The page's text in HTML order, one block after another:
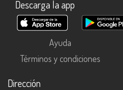
Descarga la app
Ayuda
Términos y condiciones
Dirección